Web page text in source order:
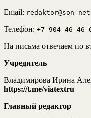
Email: redaktor@son-
Телефон: +7 904 46 46
На письма отвечаем по
Учредитель
Владимирова Ирина
https://t.me/viatextru
Главный редактор